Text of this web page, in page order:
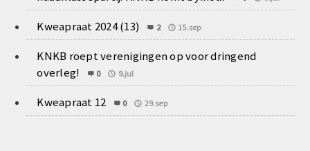
Kweapraat 2024 (13) 2 15.sep
KNKB roept verenigingen op voor dringend
overleg!
0 9.jul
Kweapraat 12 0 29.sep